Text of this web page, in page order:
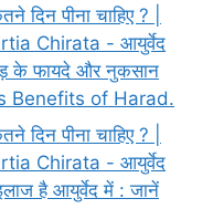
दिन पीना चाहिए ? |
Chirata - आयुर्वेद
के फायदे और नुकसान
Benefits of Harad.
दिन पीना चाहिए ? |
Chirata - आयुर्वेद
है आयुर्वेद में : जानें